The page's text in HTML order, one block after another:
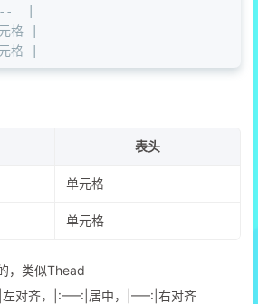
|
格 |
格 |
表头
单元格
单元格
，类似Thead
对齐，|:—–:|居中，|—–:|右对齐